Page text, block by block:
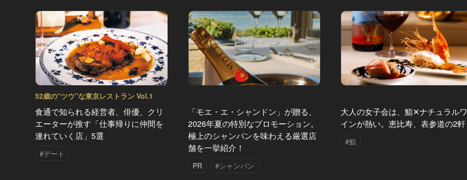
52歳の“ツウ”な東京レストラン Vol.1
食通で知られる経営者、俳優、クリ
エーターが推す「仕事帰りに仲間を
連れていく店」5選
#デート
「モエ・エ・シャンドン」が贈る、
2026年夏の特別なプロモーション。
極上のシャンパンを味わえる厳選店
舗を一挙紹介！
PR #シャンパン
大人の女子会は、鮨✕ナチュラルワ
インが熱い。恵比寿、表参道の2軒
#鮨